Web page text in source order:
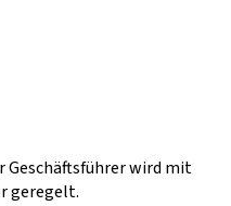
Geschäftsführer wird mit
geregelt.